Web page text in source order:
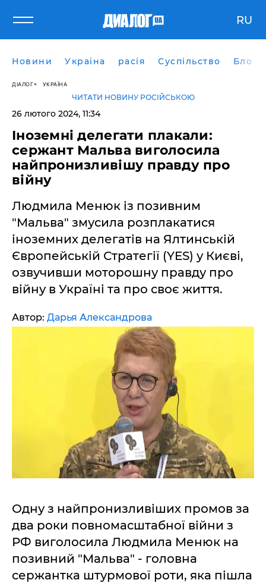
RU
Новини Україна расія Суспільство Блоги
ДІАЛОГ УКРАЇНА
ЧИТАТИ НОВИНУ РОСІЙСЬКОЮ
26 лютого 2024, 11:34
Іноземні делегати плакали:
сержант Мальва виголосила
найпронизливішу правду про
війну
Людмила Менюк із позивним
"Мальва" змусила розплакатися
іноземних делегатів на Ялтинській
Європейській Стратегії (YES) у Києві,
озвучивши моторошну правду про
війну в Україні та про своє життя.
Автор: Дарья Александрова
Одну з найпронизливіших промов за
два роки повномасштабної війни з
РФ виголосила Людмила Менюк на
позивний "Мальва" - головна
сержантка штурмової роти, яка пішла